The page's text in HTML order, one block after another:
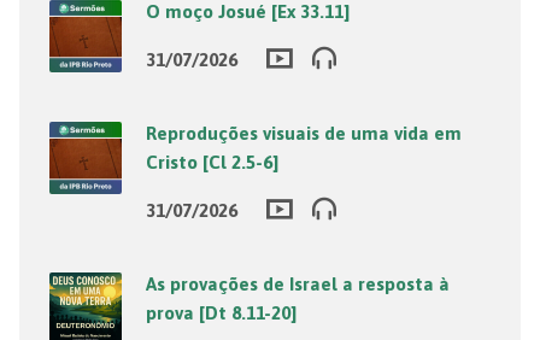
O moço Josué [Ex 33.11]
31/07/2026
Reproduções visuais de uma vida em
Cristo [Cl 2.5-6]
31/07/2026
As provações de Israel a resposta à
prova [Dt 8.11-20]